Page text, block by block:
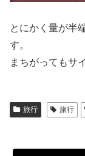
とにかく量が半
す。
まちがってもサ
旅行 旅行